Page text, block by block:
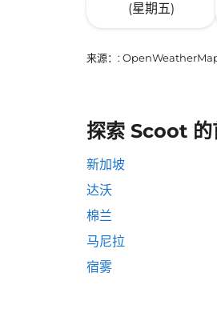
(星期五)
来源： :
探索 Scoot 的
新加坡
达沃
棉兰
马尼拉
宿雾